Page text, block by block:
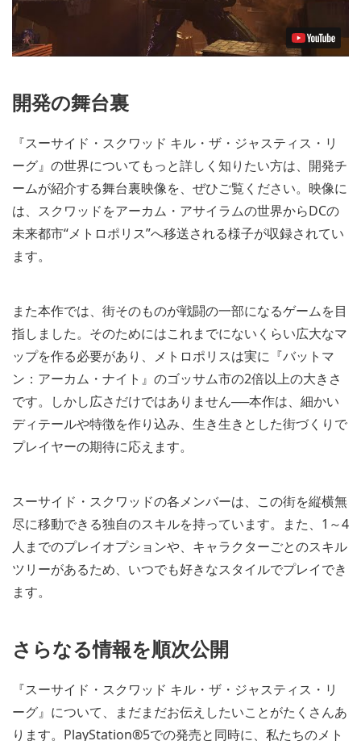
開発の舞台裏
『スーサイド・スクワッド キル・ザ・ジャスティス・リ
ーグ』の世界についてもっと詳しく知りたい方は、開発チ
ームが紹介する舞台裏映像を、ぜひご覧ください。映像に
は、スクワッドをアーカム・アサイラムの世界からDCの
未来都市“メトロポリス”へ移送される様子が収録されてい
ます。
また本作では、街そのものが戦闘の一部になるゲームを目
指しました。そのためにはこれまでにないくらい広大なマ
ップを作る必要があり、メトロポリスは実に『バットマ
ン：アーカム・ナイト』のゴッサム市の2倍以上の大きさ
です。しかし広さだけではありません──本作は、細かい
ディテールや特徴を作り込み、生き生きとした街づくりで
プレイヤーの期待に応えます。
スーサイド・スクワッドの各メンバーは、この街を縦横無
尽に移動できる独自のスキルを持っています。また、1～4
人までのプレイオプションや、キャラクターごとのスキル
ツリーがあるため、いつでも好きなスタイルでプレイでき
ます。
さらなる情報を順次公開
『スーサイド・スクワッド キル・ザ・ジャスティス・リ
ーグ』について、まだまだお伝えしたいことがたくさんあ
ります。PlayStation®5での発売と同時に、私たちのメト